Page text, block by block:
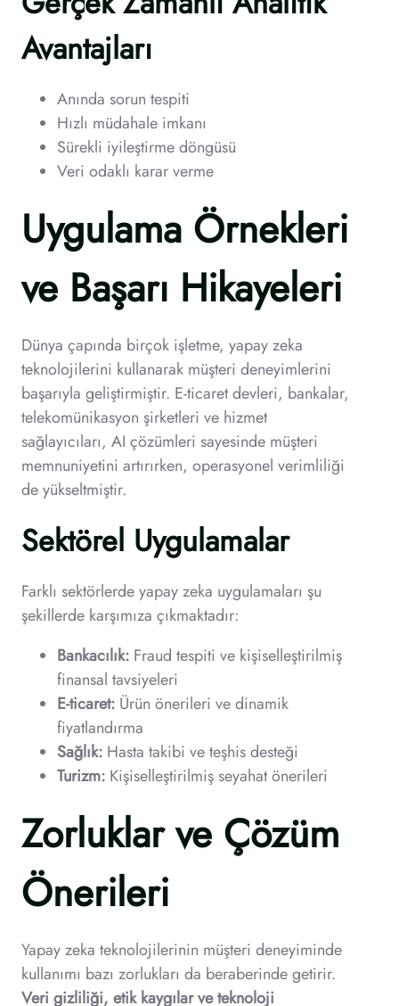
Avantajları
Anında sorun tespiti
Hızlı müdahale imkanı
Sürekli iyileştirme döngüsü
Veri odaklı karar verme
Uygulama Örnekleri
ve Başarı Hikayeleri
Dünya çapında birçok işletme, yapay zeka
teknolojilerini kullanarak müşteri deneyimlerini
başarıyla geliştirmiştir. E-ticaret devleri, bankalar,
telekomünikasyon şirketleri ve hizmet
sağlayıcıları, AI çözümleri sayesinde müşteri
memnuniyetini artırırken, operasyonel verimliliği
de yükseltmiştir.
Sektörel Uygulamalar
Farklı sektörlerde yapay zeka uygulamaları şu
şekillerde karşımıza çıkmaktadır:
Bankacılık: Fraud tespiti ve kişiselleştirilmiş
finansal tavsiyeleri
E-ticaret: Ürün önerileri ve dinamik
fiyatlandırma
Sağlık: Hasta takibi ve teşhis desteği
Turizm: Kişiselleştirilmiş seyahat önerileri
Zorluklar ve Çözüm
Önerileri
Yapay zeka teknolojilerinin müşteri deneyiminde
kullanımı bazı zorlukları da beraberinde getirir.
Veri gizliliği, etik kaygılar ve teknoloji